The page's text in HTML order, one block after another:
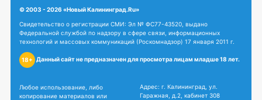
© 2003 - 2026 «Новый Калининград.Ru»
Свидетельство о регистрации СМИ: Эл № ФС77-43520, выдано
Федеральной службой по надзору в сфере связи, информационных
технологий и массовых коммуникаций (Роскомнадзор) 17 января 2011 г.
18+ Данный сайт не предназначен для просмотра лицам младше 18 лет.
Любое использование, либо
копирование материалов или
Адрес: г. Калининград, ул.
Гаражная, д.2, кабинет 308